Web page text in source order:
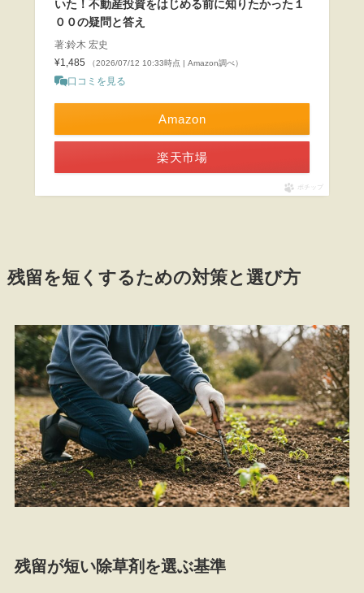
いた！不動産投資をはじめる前に知りたかった１
００の疑問と答え
著:鈴木 宏史
¥1,485
（2026/07/12 10:33時点 | Amazon調べ）
口コミを見る
Amazon
楽天市場
ポチップ
残留を短くするための対策と選び方
残留が短い除草剤を選ぶ基準